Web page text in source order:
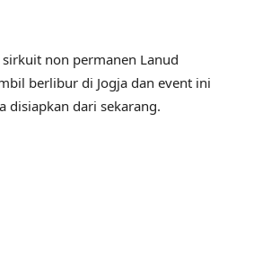
non permanen Lanud
berlibur di Jogja dan event ini
disiapkan dari sekarang.